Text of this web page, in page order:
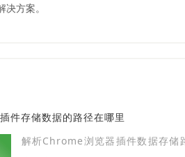
方案。
件存储数据的路径在哪里
解析Chrome浏览器插件数据存储